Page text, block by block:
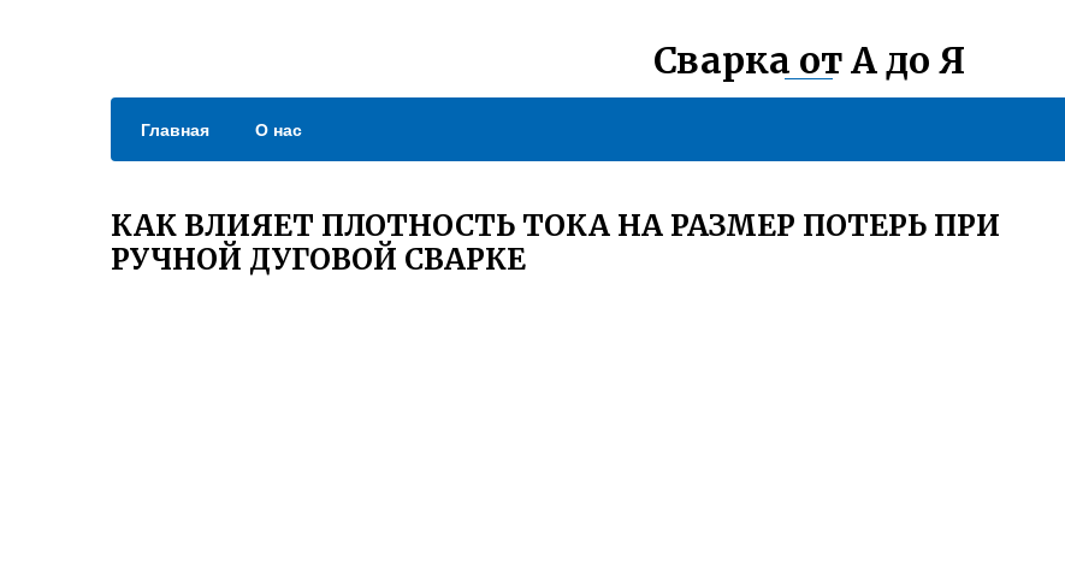
Сварка от А до Я
Главная О нас
КАК ВЛИЯЕТ ПЛОТНОСТЬ ТОКА НА РАЗМЕР ПОТЕРЬ ПРИ
РУЧНОЙ ДУГОВОЙ СВАРКЕ